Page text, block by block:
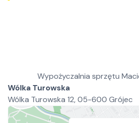
Wypożyczalnia sprzętu
Wólka Turowska
Wólka Turowska 12, 05-600 Grójec